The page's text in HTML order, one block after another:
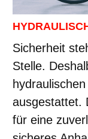
Sicherheit
Stelle.
ausgestattet.
für eine